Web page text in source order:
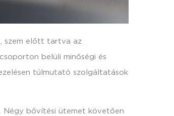
szem előtt tartva az
belüli minőségi és
túlmutató szolgáltatások
Négy bővítési ütemet követően